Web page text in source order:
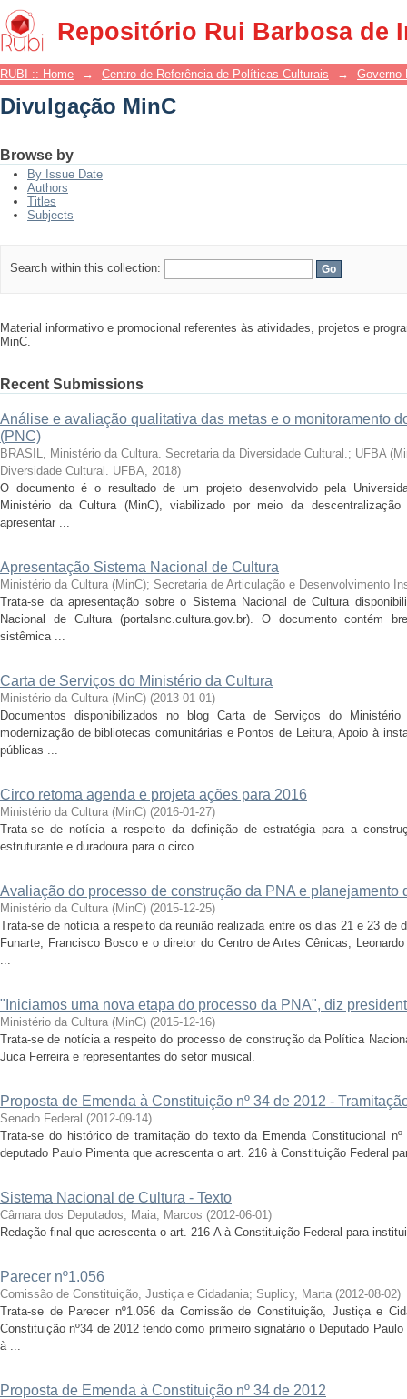
Repositório Rui Barbosa de
Divulgação MinC
RUBI :: Home → Centro de Referência de Políticas Culturais → Governo
Divulgação MinC
Browse by
By Issue Date
Authors
Titles
Subjects
Search within this collection:
Material informativo e promocional referentes às atividades, projetos e
MinC.
Recent Submissions
Análise e avaliação qualitativa das metas e o monitoramento
(PNC)
BRASIL, Ministério da Cultura. Secretaria da Diversidade Cultural.; UFBA (
Diversidade Cultural. UFBA, 2018)
O documento é o resultado de um projeto desenvolvido pela
Ministério da Cultura (MinC), viabilizado por meio da
apresentar ...
Apresentação Sistema Nacional de Cultura
Ministério da Cultura (MinC); Secretaria de Articulação e Desenvolvimento
Trata-se da apresentação sobre o Sistema Nacional de Cultura
Nacional de Cultura (portalsnc.cultura.gov.br). O documento contém
sistêmica ...
Carta de Serviços do Ministério da Cultura
Ministério da Cultura (MinC) (2013-01-01)
Documentos disponibilizados no blog Carta de Serviços do
modernização de bibliotecas comunitárias e Pontos de Leitura, Apoio à
públicas ...
Circo retoma agenda e projeta ações para 2016
Ministério da Cultura (MinC) (2016-01-27)
Trata-se de notícia a respeito da definição de estratégia para a
estruturante e duradoura para o circo.
Avaliação do processo de construção da PNA e planejamento
Ministério da Cultura (MinC) (2015-12-25)
Trata-se de notícia a respeito da reunião realizada entre os dias 21 e 23 de
Funarte, Francisco Bosco e o diretor do Centro de Artes Cênicas,
...
"Iniciamos uma nova etapa do processo da PNA", diz
Ministério da Cultura (MinC) (2015-12-16)
Trata-se de notícia a respeito do processo de construção da Política
Juca Ferreira e representantes do setor musical.
Proposta de Emenda à Constituição nº 34 de 2012 -
Senado Federal (2012-09-14)
Trata-se do histórico de tramitação do texto da Emenda Constitucional
deputado Paulo Pimenta que acrescenta o art. 216 à Constituição Federal
Sistema Nacional de Cultura - Texto
Câmara dos Deputados; Maia, Marcos (2012-06-01)
Redação final que acrescenta o art. 216-A à Constituição Federal para
Parecer nº1.056
Comissão de Constituição, Justiça e Cidadania; Suplicy, Marta (2012-08-02)
Trata-se de Parecer nº1.056 da Comissão de Constituição, Justiça e
Constituição nº34 de 2012 tendo como primeiro signatário o Deputado
à ...
Proposta de Emenda à Constituição nº 34 de 2012